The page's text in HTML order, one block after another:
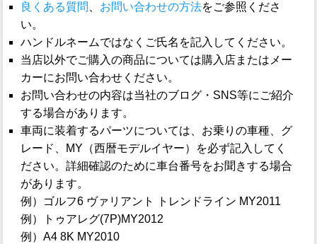
良くある質問
お問い合わせの方法をご参照くださ
い。
ハンドルネームではなくご氏名を記入してください。
当店以外でご購入の商品については購入店またはメー
カーにお問い合わせください。
お問い合わせの内容は当社のブログ・SNS等にご紹介
する場合があります。
車両に装着するパーツについては、お乗りの車種、グ
レード、MY（西暦モデルイヤー）を必ず記入してく
ださい。詳細確認のために車台番号をお聞きする場合
があります。
例）ゴルフ6 ヴァリアント トレンドライン MY2011
例）トゥアレグ(7P)MY2012
例）A4 8K MY2010